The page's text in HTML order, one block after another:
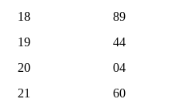
18
89
19
44
20
04
21
60